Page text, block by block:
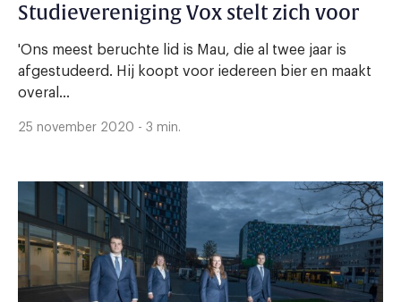
Studievereniging Vox stelt zich voor
'Ons meest beruchte lid is Mau, die al twee jaar is
afgestudeerd. Hij koopt voor iedereen bier en maakt
overal...
25 november 2020 - 3 min.